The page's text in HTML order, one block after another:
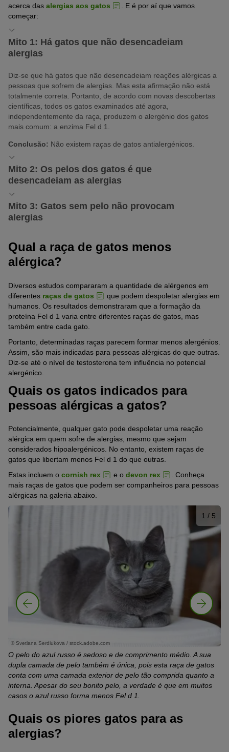
acerca das alergias aos gatos
. E é por aí que vamos
começar:
Mito 1: Há gatos que não desencadeiam
alergias
Diz-se que há gatos que não desencadeiam reações alérgicas a
pessoas que sofrem de alergias. Mas esta afirmação não está
totalmente correta. Portanto, de acordo com novas descobertas
científicas, todos os gatos examinados até agora,
independentemente da raça, produzem o alergénio dos gatos
mais comum: a enzima Fel d 1.
Conclusão: Não existem raças de gatos antialergénicos.
Mito 2: Os pelos dos gatos é que
desencadeiam as alergias
A ideia de que os pelos dos gatos são os culpados pelas alergias
nas pessoas não corresponde à verdade. As pessoas alérgicas a
gatos estão, na verdade, a reagir a alergénios que o gato liberta
Quando tomam banho e passam a língua pelo pelo, estes
animais tão asseados distribuem os alergénios pelo seu pelo.
Mito 3: Gatos sem pelo não provocam
alergias
relacionadas com o pelo, mas sim com os alérgenos
correspondentes, esta ideia também é falsa.
secundário. As pessoas alérgicas a gatos podem reagir de forma
mais ou menos intensa tanto a raças de gatos de pelo curto
como de pelo comprido. No entanto, é verdade que gatos com
pelo especialmente abundante podem espalhar alergénios mais
rapidamente pela casa através do pelo.
Conclusão:Mesmo gatos sem pelo, como o sphynx, libertam
alergénios que podem transmitir às pessoas.
Qual a raça de gatos menos
alérgica?
Diversos estudos compararam a quantidade de alérgenos em
diferentes raças de gatos
que podem despoletar alergias em
humanos. Os resultados demonstraram que a formação da
proteína Fel d 1 varia entre diferentes raças de gatos, mas
também entre cada gato.
Portanto, determinadas raças parecem formar menos alergénios.
Assim, são mais indicadas para pessoas alérgicas do que outras.
Diz-se até o nível de testosterona tem influência no potencial
alergénico.
Quais os gatos indicados para
pessoas alérgicas a gatos?
Potencialmente, qualquer gato pode despoletar uma reação
alérgica em quem sofre de alergias, mesmo que sejam
considerados hipoalergénicos. No entanto, existem raças de
gatos que libertam menos Fel d 1 do que outras.
Estas incluem o cornish rex e o devon rex
. Conheça
mais raças de gatos que podem ser companheiros para pessoas
alérgicas na galeria abaixo.
1 / 5
© Svetlana Serdiukova / stock.adobe.com
O pelo do azul russo é sedoso e de comprimento médio. A sua
dupla camada de pelo também é única, pois esta raça de gatos
conta com uma camada exterior de pelo tão comprida quanto a
interna. Apesar do seu bonito pelo, a verdade é que em muitos
casos o azul russo forma menos Fel d 1.
Quais os piores gatos para as
alergias?